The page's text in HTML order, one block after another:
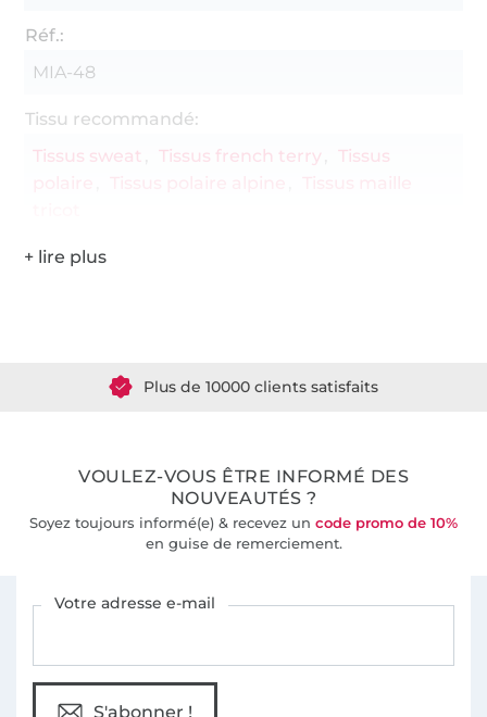
Réf.:
MIA-48
Tissu recommandé:
Tissus sweat
Tissus french terry
Tissus
VOULEZ-VOUS ÊTRE INFORMÉ DES
NOUVEAUTÉS ?
Soyez toujours informé(e) & recevez un code promo de 10%
en guise de remerciement.
Votre adresse e-mail
S'abonner !